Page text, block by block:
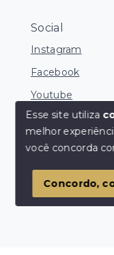
Social
Instagram
Facebook
Youtube
© Copyright 2026
SITE PARA IMOBILIARIA
Esse site utiliza
melhor
você concorda
Concordo,